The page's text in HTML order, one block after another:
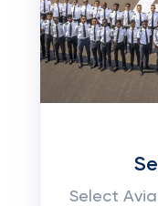
Select